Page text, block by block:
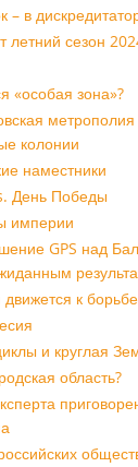
– в
летний сезон
«особая зона»?
колонии
наместники
День Победы
империи
GPS над
к
и круглая
область?